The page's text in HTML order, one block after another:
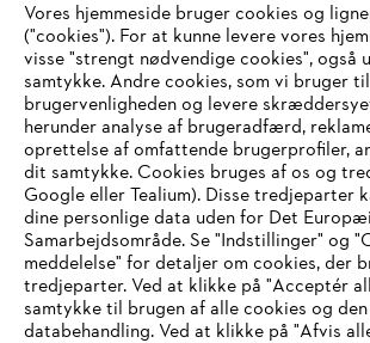
IHR BROWSER WIRD
UNTERSTÜTZT
Vores hjemmeside bruger cookies og
("cookies"). For at kunne levere vores
visse "strengt nødvendige cookies", også
samtykke. Andre cookies, som vi bruger
brugervenligheden og levere
herunder analyse af brugeradfærd,
oprettelse af omfattende brugerprofiler,
dit samtykke. Cookies bruges af os og
Google eller Tealium). Disse tredjeparter
dine personlige data uden for Det
Samarbejdsområde. Se "Indstillinger" og
meddelelse" for detaljer om cookies, der
tredjeparter. Ved at klikke på "Acceptér
samtykke til brugen af alle cookies og
databehandling. Ved at klikke på "Afvis